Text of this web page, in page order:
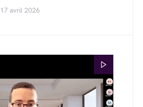
17 avril 2026